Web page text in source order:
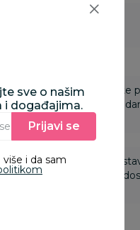
online porudžbine imate
u roku od 14 dana od
3.500,00 rsd i više
3.499,99 rsd troškovi
sve o našim
i događajima.
Unesite Vašu e‑mail adresu da biste se prijavili na newsletter.
Prijavi se
i da sam